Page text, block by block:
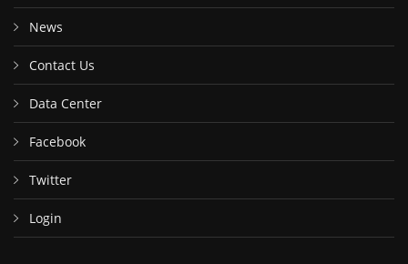
News
Contact Us
Data Center
Facebook
Twitter
Login